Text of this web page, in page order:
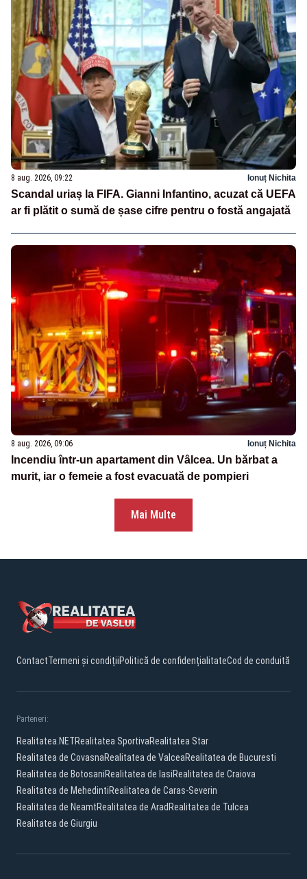
8 aug. 2026, 09:22 Ionuț Nichita
Scandal uriaș la FIFA. Gianni Infantino, acuzat că UEFA
ar fi plătit o sumă de șase cifre pentru o fostă angajată
8 aug. 2026, 09:06 Ionuț Nichita
Incendiu într-un apartament din Vâlcea. Un bărbat a
murit, iar o femeie a fost evacuată de pompieri
Mai Multe
ContactTermeni și condițiiPolitică de confidențialitateCod de conduită
Parteneri:
Realitatea.NETRealitatea SportivaRealitatea Star
Realitatea de CovasnaRealitatea de ValceaRealitatea de Bucuresti
Realitatea de BotosaniRealitatea de IasiRealitatea de Craiova
Realitatea de MehedintiRealitatea de Caras-Severin
Realitatea de NeamtRealitatea de Arad Realitatea de Tulcea
Realitatea de Giurgiu